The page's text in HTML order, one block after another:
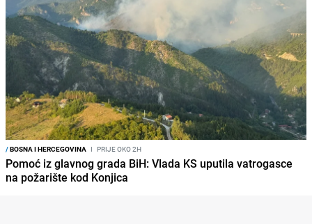
/BOSNA I HERCEGOVINA I PRIJE OKO 2H
Pomoć iz glavnog grada BiH: Vlada KS uputila vatrogasce
na požarište kod Konjica